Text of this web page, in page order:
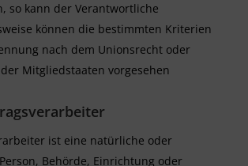
so kann der Verantwortliche
können die bestimmten Kriterien
nach dem Unionsrecht oder
Mitgliedstaaten vorgesehen
ist eine natürliche oder
Behörde, Einrichtung oder